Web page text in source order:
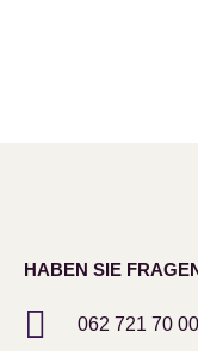
HABEN SIE
062 721 70 00